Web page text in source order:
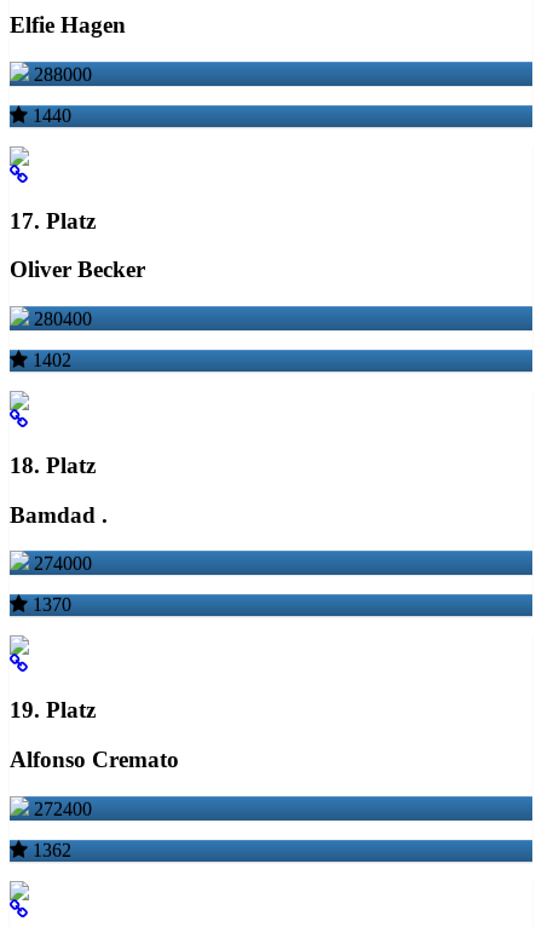
Elfie Hagen
288000
1440
17. Platz
Oliver Becker
280400
1402
18. Platz
Bamdad .
274000
1370
19. Platz
Alfonso Cremato
272400
1362